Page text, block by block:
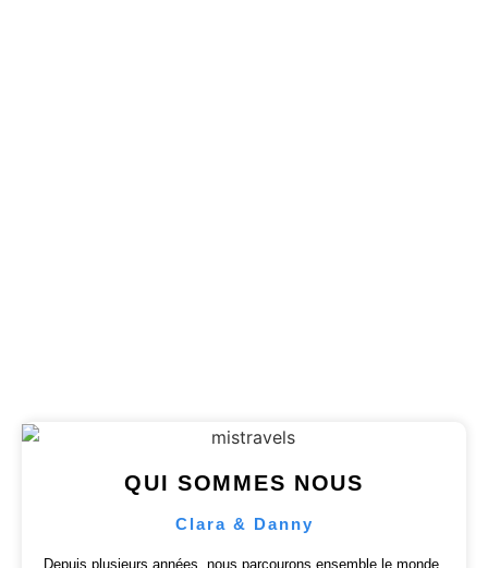
QUI SOMMES NOUS
Clara & Danny
Depuis plusieurs années, nous parcourons ensemble le monde